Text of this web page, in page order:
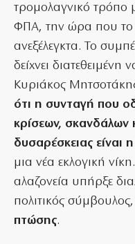
τρομολαγνικό τρόπο
ΦΠΑ, την ώρα που το
ανεξέλεγκτα. Το
δείχνει διατεθειμένη
Κυριάκος
ότι η συνταγή που
κρίσεων, σκανδάλων
δυσαρέσκειας είναι
μια νέα εκλογική
αλαζονεία υπήρξε
πολιτικός
πτώσης.